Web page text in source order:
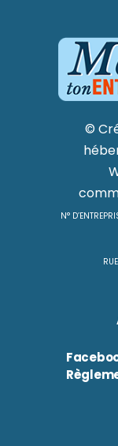
©
N°